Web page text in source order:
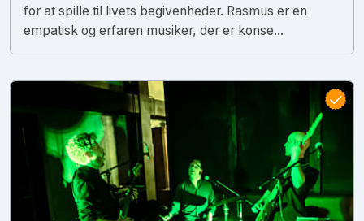
for at spille til livets begivenheder. Rasmus er en
empatisk og erfaren musiker, der er konse...